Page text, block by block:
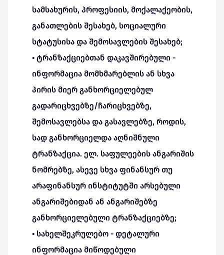
სამსახურის, პროფესიის, მოქალაქეობის,
განათლების შესახებ, სოციალური
სტატუსისა და შემოსავლების შესახებ;
• ტრანზაქციებთან დაკავშირებული -
ინფორმაცია მომხმარებლის ან სხვა
პირის მიერ განხორციელებულ
გადარიცხვებზე/ჩარიცხვებზე,
შემოსავლებსა და გასავლებზე, როდის,
სად განხორციელდა აღნიშნული
ტრანზაქცია. ელ. საფულეების ანგარიშის
ნომრებზე, ასევე სხვა ფინანსურ თუ
არაფინანსურ ინსტიტუტში არსებული
ანგარიშებიდან ან ანგარიშებზე
განხორციელებული ტრანზაქციებზე;
• სახელშეკრულებო - დეტალური
ინფორმაცია მიწოდებული